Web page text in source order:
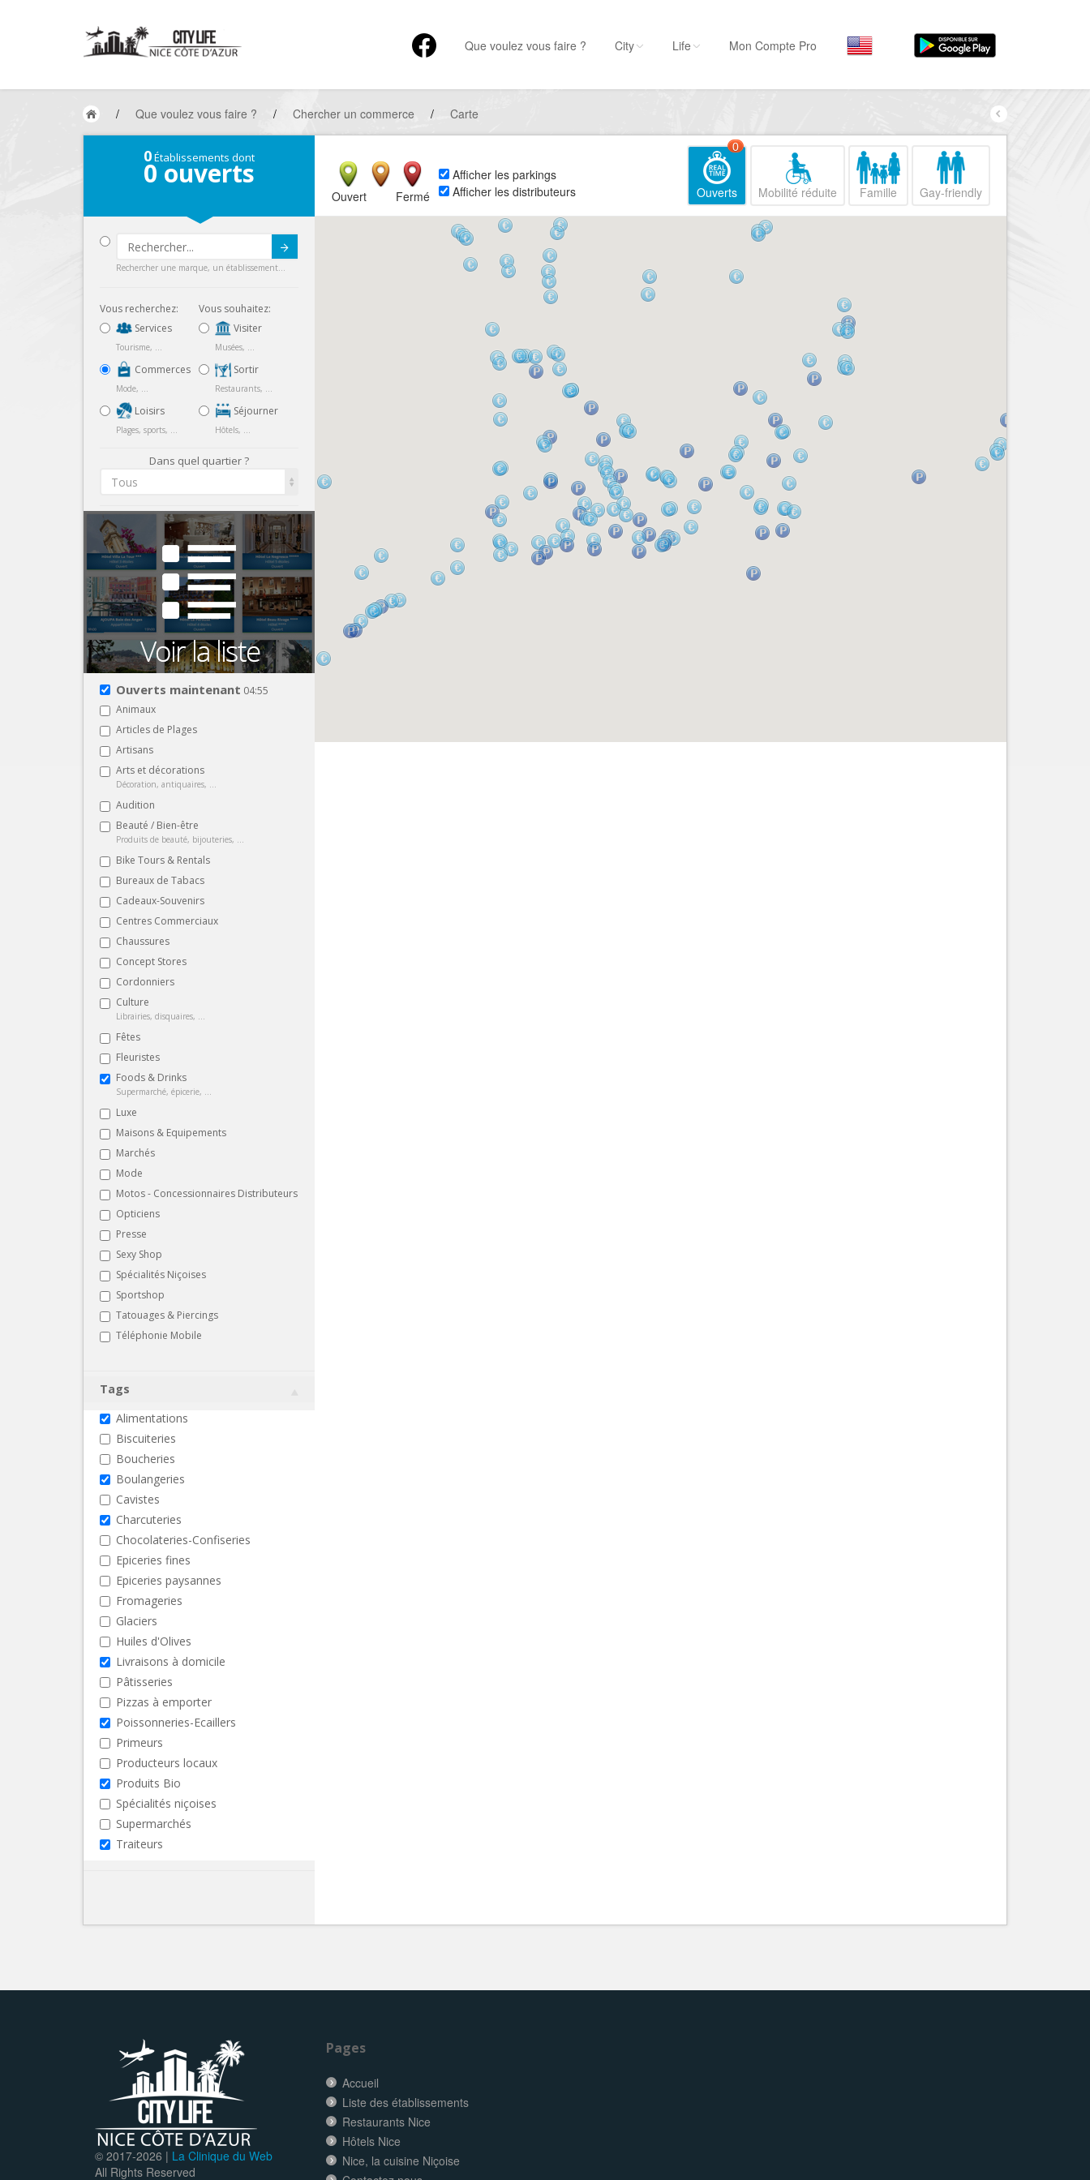
Que voulez vous faire ?
Hôtels, ...
Visiter
Musées, ...
Loisirs
Plages, sports, ...
Services
Par quartiers
Nice Promenade du
Nice le Port
City Life Mon Compte Pro
/ Que voulez vous faire ? / Chercher un commerce / Carte
0Établissements dont
0 ouverts
Rechercher une marque, un établissement...
Vous recherchez:
Services
Tourisme, ...
Commerces
Mode, ...
Loisirs
Plages, sports, ...
Vous souhaitez:
Visiter
Musées, ...
Sortir
Restaurants, ...
Séjourner
Hôtels, ...
Dans quel quartier ?
Tous
Ouverts maintenant 04:55
Animaux
Articles de Plages
Artisans
Arts et décorations
Décoration, antiquaires, ...
Audition
Beauté / Bien-être
Produits de beauté, bijouteries, ...
Bike Tours & Rentals
Bureaux de Tabacs
Cadeaux-Souvenirs
Centres Commerciaux
Chaussures
Concept Stores
Cordonniers
Culture
Librairies, disquaires, ...
Fêtes
Fleuristes
Foods & Drinks
Supermarché, épicerie, ...
Luxe
Maisons & Equipements
Marchés
Mode
Motos - Concessionnaires Distributeurs
Opticiens
Presse
Sexy Shop
Spécialités Niçoises
Sportshop
Tatouages & Piercings
Téléphonie Mobile
Tags
Alimentations
Biscuiteries
Boucheries
Boulangeries
Cavistes
Charcuteries
Chocolateries-Confiseries
Epiceries fines
Epiceries paysannes
Fromageries
Glaciers
Huiles d'Olives
Livraisons à domicile
Pâtisseries
Pizzas à emporter
Poissonneries-Ecaillers
Primeurs
Producteurs locaux
Produits Bio
Spécialités niçoises
Supermarchés
Traiteurs
Afficher les parkings
Afficher les distributeurs
Ouvert Fermé Ouverts
0
Mobilité réduite Famille Gay-friendly
© 2017-2026 | La Clinique du Web
All Rights Reserved
Pages
Accueil
Liste des établissements
Restaurants Nice
Hôtels Nice
Nice, la cuisine Niçoise